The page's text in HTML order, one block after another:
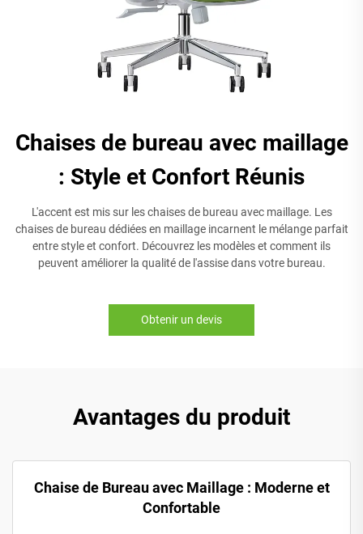
Chaises de bureau avec maillage
: Style et Confort Réunis
L'accent est mis sur les chaises de bureau avec maillage. Les
chaises de bureau dédiées en maillage incarnent le mélange parfait
entre style et confort. Découvrez les modèles et comment ils
peuvent améliorer la qualité de l'assise dans votre bureau.
Obtenir un devis
Avantages du produit
Chaise de Bureau avec Maillage : Moderne et
Confortable